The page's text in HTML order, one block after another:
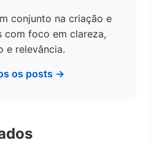
conjunto na criação e
com foco em clareza,
e relevância.
os posts →